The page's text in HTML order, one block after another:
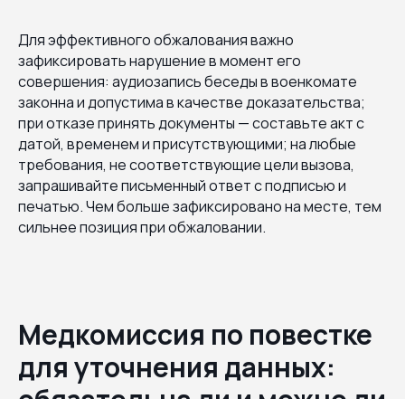
Для эффективного обжалования важно
зафиксировать нарушение в момент его
совершения: аудиозапись беседы в военкомате
законна и допустима в качестве доказательства;
при отказе принять документы — составьте акт с
датой, временем и присутствующими; на любые
требования, не соответствующие цели вызова,
запрашивайте письменный ответ с подписью и
печатью. Чем больше зафиксировано на месте, тем
сильнее позиция при обжаловании.
Медкомиссия по повестке
для уточнения данных: